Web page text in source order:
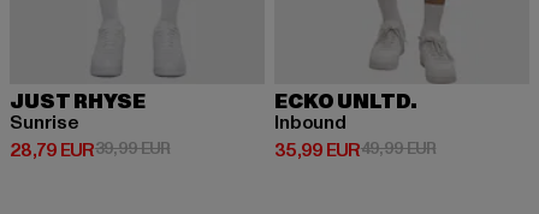
JUST RHYSE
Sunrise
28,79 EUR
Derzeitiger Preis: 28,79 EUR
39,99 EURAktionspreis: 39,99 EUR
ECKO UNLTD.
Inbound
35,99 EUR
Derzeitiger Preis: 35,99 EUR
49,99 EURAktionspreis: